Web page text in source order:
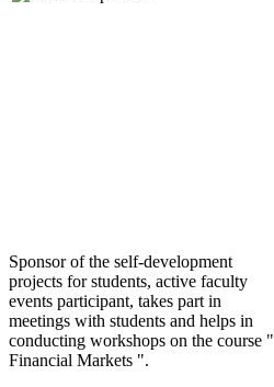
Sponsor of the self-development
projects for students, active faculty
events participant, takes part in
meetings with students and helps in
conducting workshops on the course "
Financial Markets ".